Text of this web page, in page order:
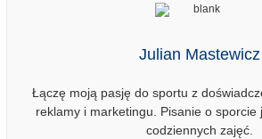
Julian Mastewicz
Łączę moją pasję do sportu z
reklamy i marketingu. Pisanie o sporcie
codziennych zajęć.